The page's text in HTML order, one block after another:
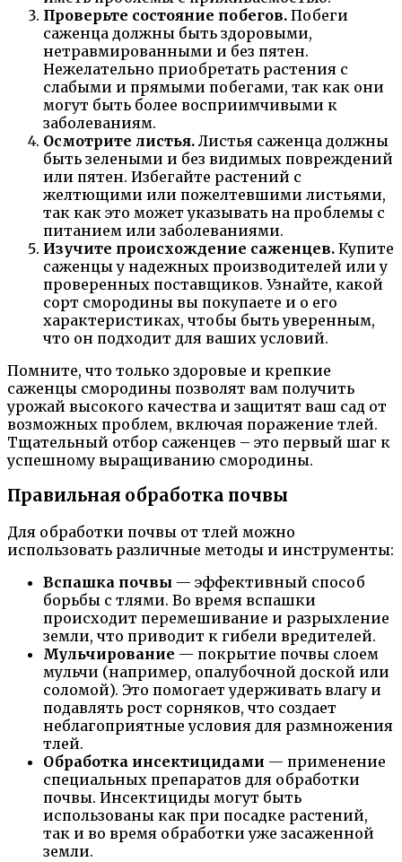
Проверьте состояние побегов. Побеги
саженца должны быть здоровыми,
нетравмированными и без пятен.
Нежелательно приобретать растения с
слабыми и прямыми побегами, так как они
могут быть более восприимчивыми к
заболеваниям.
Осмотрите листья. Листья саженца должны
быть зелеными и без видимых повреждений
или пятен. Избегайте растений с
желтющими или пожелтевшими листьями,
так как это может указывать на проблемы с
питанием или заболеваниями.
Изучите происхождение саженцев. Купите
саженцы у надежных производителей или у
проверенных поставщиков. Узнайте, какой
сорт смородины вы покупаете и о его
характеристиках, чтобы быть уверенным,
что он подходит для ваших условий.
Помните, что только здоровые и крепкие
саженцы смородины позволят вам получить
урожай высокого качества и защитят ваш сад от
возможных проблем, включая поражение тлей.
Тщательный отбор саженцев – это первый шаг к
успешному выращиванию смородины.
Правильная обработка почвы
Для обработки почвы от тлей можно
использовать различные методы и инструменты:
Вспашка почвы — эффективный способ
борьбы с тлями. Во время вспашки
происходит перемешивание и разрыхление
земли, что приводит к гибели вредителей.
Мульчирование — покрытие почвы слоем
мульчи (например, опалубочной доской или
соломой). Это помогает удерживать влагу и
подавлять рост сорняков, что создает
неблагоприятные условия для размножения
тлей.
Обработка инсектицидами — применение
специальных препаратов для обработки
почвы. Инсектициды могут быть
использованы как при посадке растений,
так и во время обработки уже засаженной
земли.